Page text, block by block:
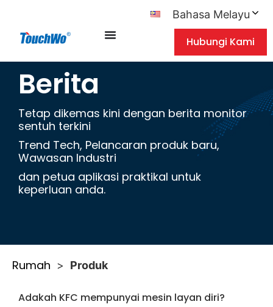
Bahasa Melayu
Hubungi Kami
Berita
Tetap dikemas kini dengan berita monitor
sentuh terkini
Trend Tech, Pelancaran produk baru,
Wawasan Industri
dan petua aplikasi praktikal untuk
keperluan anda.
Rumah > Produk
Adakah KFC mempunyai mesin layan diri?